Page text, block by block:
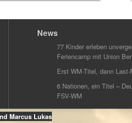
News
77 Kinder erleben
Feriencamp mit Union
Erst WM-Titel, dann
6 Nationen, ein Titel –
FSV-WM
Marcus Lukas